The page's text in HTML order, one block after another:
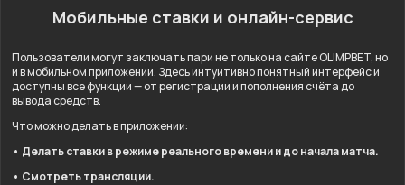
Мобильные ставки и онлайн-сервис
Пользователи могут заключать пари не только на сайте OLIMPBET, но
и в мобильном приложении. Здесь интуитивно понятный интерфейс и
доступны все функции — от регистрации и пополнения счёта до
вывода средств.
Что можно делать в приложении:
• Делать ставки в режиме реального времени и до начала матча.
• Смотреть трансляции.